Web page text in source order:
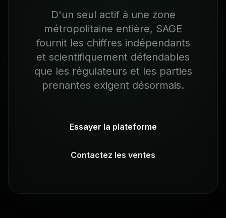
D'un seul actif à une zone
métropolitaine entière, SAGE
fournit les chiffres indépendants
et scientifiquement défendables
que les régulateurs et les parties
prenantes exigent désormais.
Essayer la plateforme
Contactez les ventes